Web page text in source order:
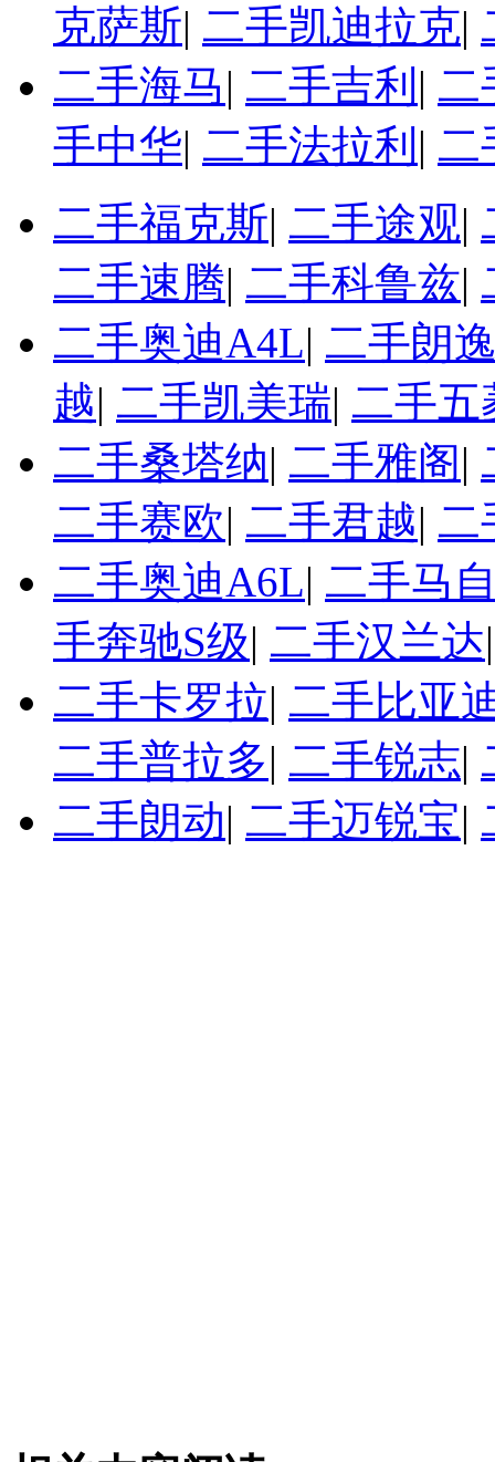
克萨斯| 二手凯迪拉克|
二手海马| 二手吉利 | 二
手中华| 二手法拉利 | 二
二手福克斯| 二手途观|
二手速腾| 二手科鲁兹|
二手奥迪A4L| 二手朗
越| 二手凯美瑞| 二手五
二手桑塔纳| 二手雅阁|
二手赛欧| 二手君越| 二
二手奥迪A6L| 二手马
手奔驰S级| 二手汉兰达
二手卡罗拉| 二手比亚
二手普拉多| 二手锐志|
二手朗动| 二手迈锐宝|